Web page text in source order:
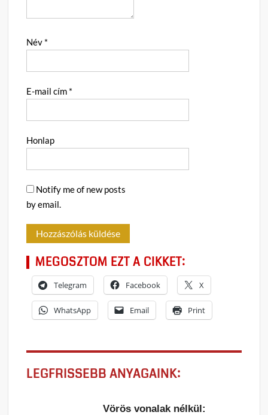
Név *
E-mail cím *
Honlap
Notify me of new posts
by email.
MEGOSZTOM EZT A CIKKET:
Telegram Facebook X
WhatsApp Email Print
LEGFRISSEBB ANYAGAINK:
Vörös vonalak nélkül: